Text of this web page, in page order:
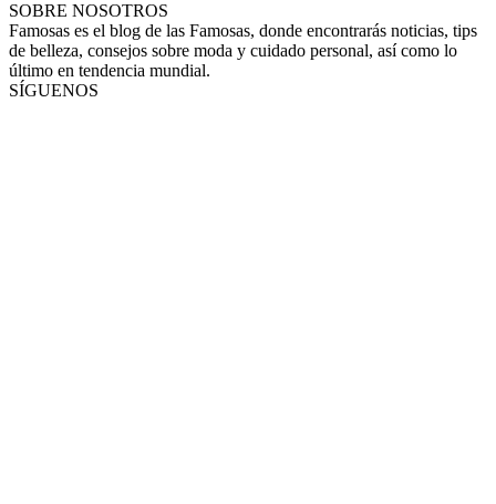
SOBRE NOSOTROS
Famosas es el blog de las Famosas, donde encontrarás noticias, tips
de belleza, consejos sobre moda y cuidado personal, así como lo
último en tendencia mundial.
SÍGUENOS